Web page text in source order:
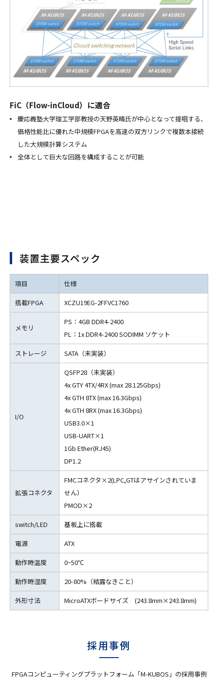
FiC（Flow-inCloud）に適合
慶応義塾大学理工学部教授の天野英晴氏が中心となって提唱する、
価格性能比に優れた中規模FPGAを高速の双方リンクで複数本接続
した大規模計算システム
全体として巨大な回路を構成することが可能
装置主要スペック
項目 仕様
搭載FPGA XCZU19EG-2FFVC1760
メモリ
PS：4GB DDR4-2400
PL：1x DDR4-2400 SODIMM ソケット
ストレージ SATA（未実装）
I/O
QSFP28（未実装）
4x GTY 4TX/4RX (max 28.125Gbps)
4x GTH 8TX (max 16.3Gbps)
4x GTH 8RX (max 16.3Gbps)
USB3.0×1
USB-UART×1
1Gb Ether(RJ45)
DP1.2
拡張コネクタ
FMCコネクタ×2(LPC,GTはアサインされていま
せん）
PMOD×2
switch/LED 基板上に搭載
電源 ATX
動作時温度 0~50℃
動作時湿度 20-80%（結露なきこと）
外形寸法 MicroATXボードサイズ (243.8mm×243.8mm)
採用事例
FPGAコンピューティングプラットフォーム「M-KUBOS」の採用事例